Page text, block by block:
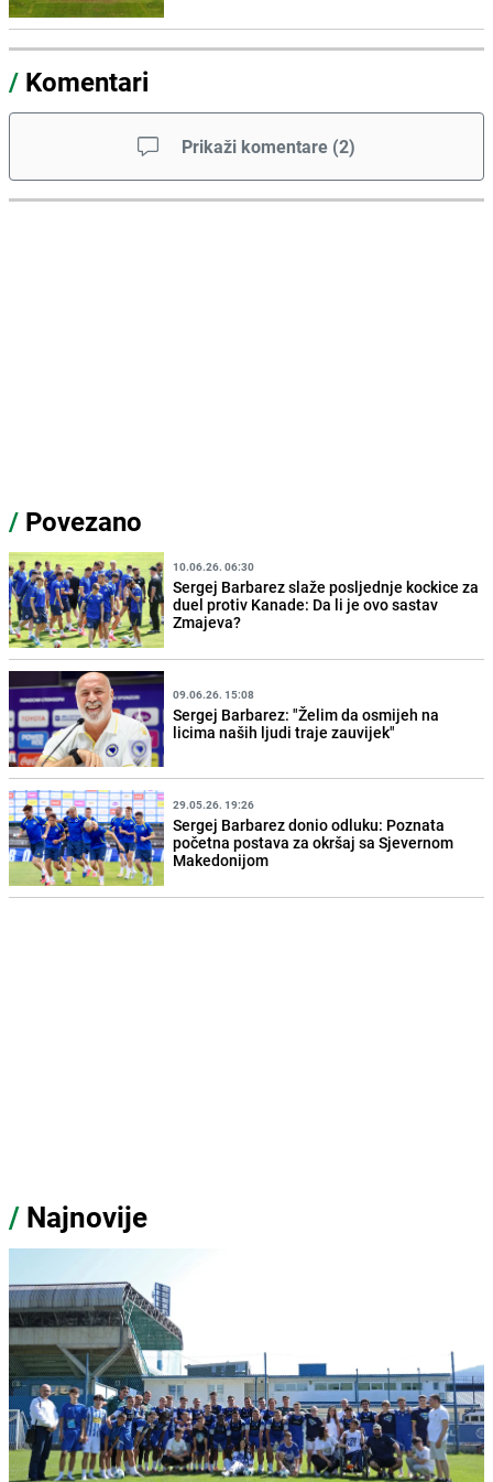
/ Komentari
Prikaži komentare (2)
/ Povezano
10.06.26. 06:30
Sergej Barbarez slaže posljednje kockice za
duel protiv Kanade: Da li je ovo sastav
Zmajeva?
09.06.26. 15:08
Sergej Barbarez: "Želim da osmijeh na
licima naših ljudi traje zauvijek"
29.05.26. 19:26
Sergej Barbarez donio odluku: Poznata
početna postava za okršaj sa Sjevernom
Makedonijom
/ Najnovije